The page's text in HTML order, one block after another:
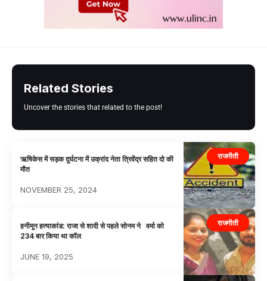
Related Stories
Uncover the stories that related to the post!
राजनीती
ऋषिकेस में सड़क दुर्घटना में उक्रांद नेता त्रिवेंद्र सहित दो की
मौत
NOVEMBER 25, 2024
राजनीती
हनीमून हत्याकांड: राजा से शादी से पहले सोनम ने वर्मा को
234 बार किया था कॉल
JUNE 19, 2025